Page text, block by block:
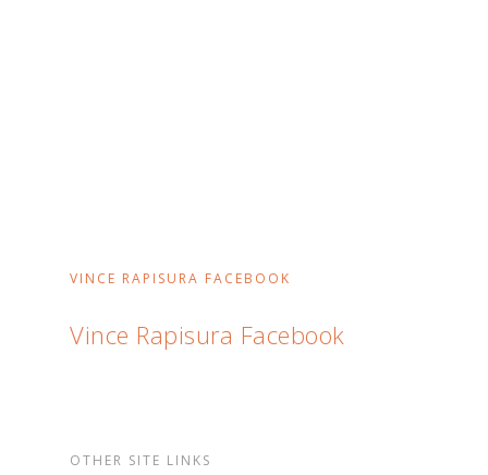
VINCE RAPISURA FACEBOOK
Vince Rapisura Facebook
OTHER SITE LINKS